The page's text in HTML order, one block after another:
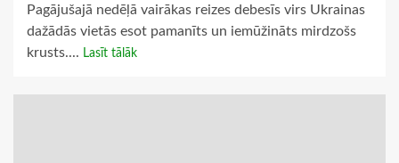
Pagājušajā nedēļā vairākas reizes debesīs virs Ukrainas
dažādās vietās esot pamanīts un iemūžināts mirdzošs
krusts.... Lasīt tālāk